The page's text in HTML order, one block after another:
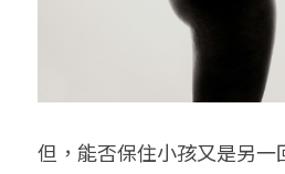
但，能否保住小孩又是另一